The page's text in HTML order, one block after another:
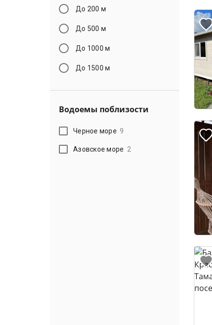
До 200 м
До 500 м
До 1000 м
До 1500 м
Водоемы поблизости
Черное море 9
Азовское море 2